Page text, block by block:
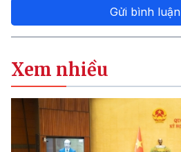
Gửi bình luận
Xem nhiều